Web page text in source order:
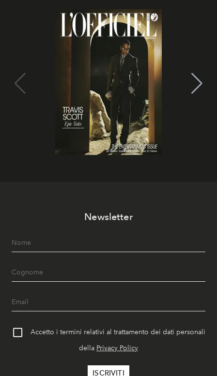
Newsletter
Accetto i termini relativi al trattamento dei dati personali
della Privacy Policy